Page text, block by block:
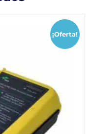
¡Oferta!